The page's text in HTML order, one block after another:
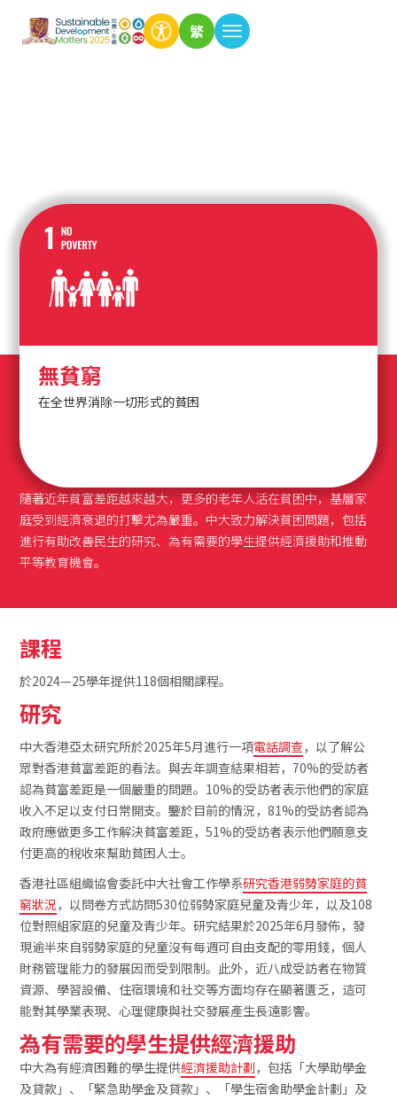
繁
無貧窮
在全世界消除一切形式的貧困
隨著近年貧富差距越來越大，更多的老年人活在貧困中，基層家
庭受到經濟衰退的打擊尤為嚴重。中大致力解決貧困問題，包括
進行有助改善民生的研究、為有需要的學生提供經濟援助和推動
平等教育機會。
課程
於2024—25學年提供118個相關課程。
研究
中大香港亞太研究所於2025年5月進行一項電話調查，以了解公
眾對香港貧富差距的看法。與去年調查結果相若，70%的受訪者
認為貧富差距是一個嚴重的問題。10%的受訪者表示他們的家庭
收入不足以支付日常開支。鑒於目前的情況，81%的受訪者認為
政府應做更多工作解決貧富差距，51%的受訪者表示他們願意支
付更高的稅收來幫助貧困人士。
香港社區組織協會委託中大社會工作學系研究香港弱勢家庭的貧
窮狀況，以問卷方式訪問530位弱勢家庭兒童及青少年，以及108
位對照組家庭的兒童及青少年。研究結果於2025年6月發佈，發
現逾半來自弱勢家庭的兒童沒有每週可自由支配的零用錢，個人
財務管理能力的發展因而受到限制。此外，近八成受訪者在物質
資源、學習設備、住宿環境和社交等方面均存在顯著匱乏，這可
能對其學業表現、心理健康與社交發展產生長遠影響。
為有需要的學生提供經濟援助
中大為有經濟困難的學生提供經濟援助計劃，包括「大學助學金
及貸款」、「緊急助學金及貸款」、「學生宿舍助學金計劃」及